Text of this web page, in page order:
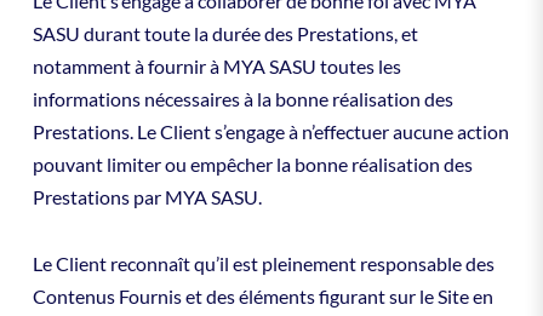
SASU durant toute la durée des Prestations, et
notamment à fournir à MYA SASU toutes les
informations nécessaires à la bonne réalisation des
Prestations. Le Client s’engage à n’effectuer aucune action
pouvant limiter ou empêcher la bonne réalisation des
Prestations par MYA SASU.
Le Client reconnaît qu’il est pleinement responsable des
Contenus Fournis et des éléments figurant sur le Site en